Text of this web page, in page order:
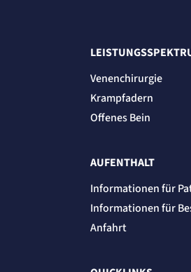
Venenchirurgie
Krampfadern
Offenes Bein
AUFENTHALT
Informationen für
Informationen für
Anfahrt